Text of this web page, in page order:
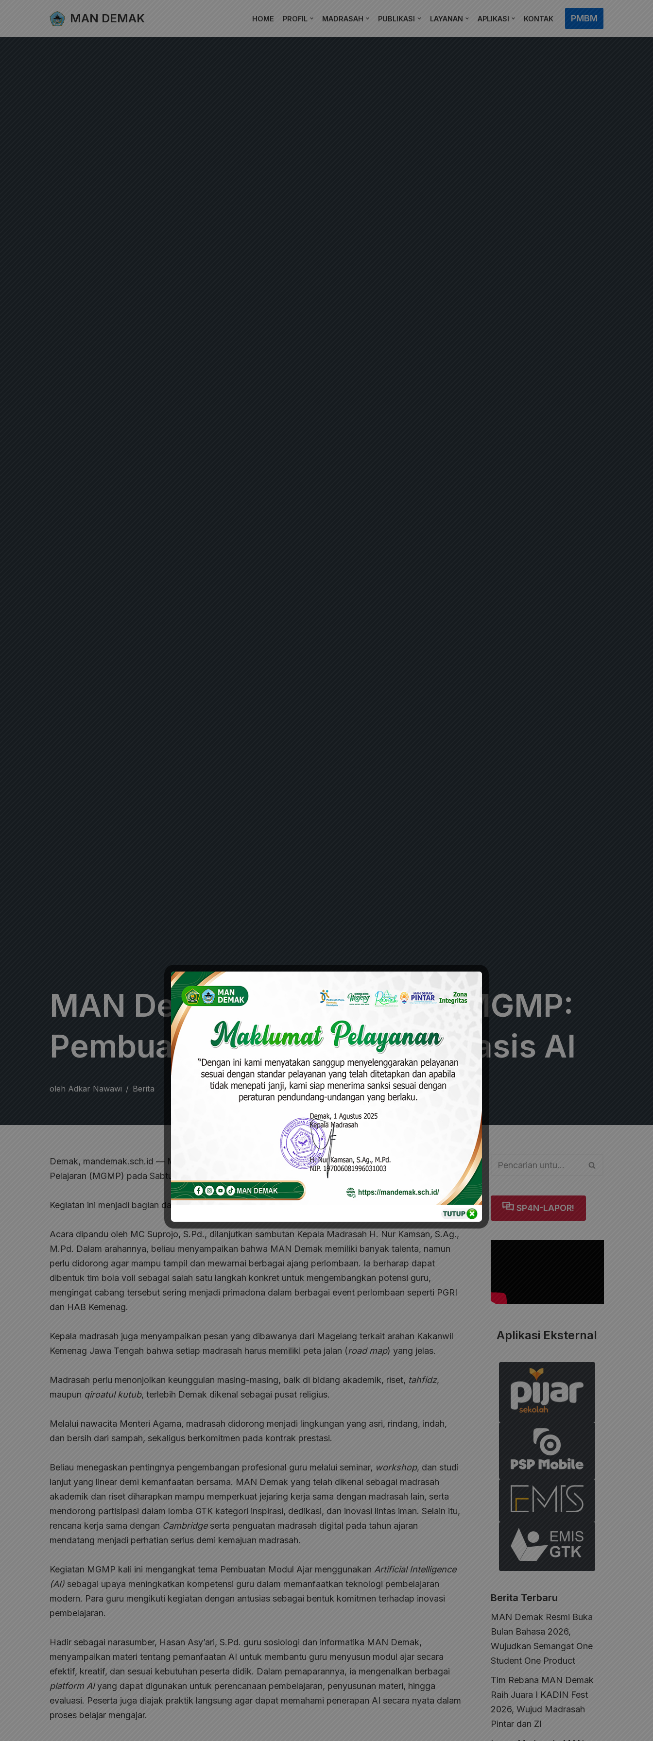
MAN DEMAK HOME PROFIL MADRASAH PUBLIKASI LAYANAN APLIKASI KONTAK PMBM
MAN Demak Gelar Agenda MGMP:
Pembuatan Modul Ajar Berbasis AI
oleh Adkar Nawawi Berita
Demak, mandemak.sch.id — MAN Demak menyelenggarakan agenda Musyawarah Guru Mata
Pelajaran (MGMP) pada Sabtu, 7 Februari 2026 pukul 13.30 WIB bertempat di Aula MAN Demak.
Kegiatan ini menjadi bagian dari upaya madrasah dalam memperkuat kompetensi guru di era digital.
Acara dipandu oleh MC Suprojo, S.Pd., dilanjutkan sambutan Kepala Madrasah H. Nur Kamsan, S.Ag.,
M.Pd. Dalam arahannya, beliau menyampaikan bahwa MAN Demak memiliki banyak talenta, namun
perlu didorong agar mampu tampil dan mewarnai berbagai ajang perlombaan. Ia berharap dapat
dibentuk tim bola voli sebagai salah satu langkah konkret untuk mengembangkan potensi guru,
mengingat cabang tersebut sering menjadi primadona dalam berbagai event perlombaan seperti PGRI
dan HAB Kemenag.
Kepala madrasah juga menyampaikan pesan yang dibawanya dari Magelang terkait arahan Kakanwil
Kemenag Jawa Tengah bahwa setiap madrasah harus memiliki peta jalan (road map) yang jelas.
Madrasah perlu menonjolkan keunggulan masing-masing, baik di bidang akademik, riset, tahfidz,
maupun qiroatul kutub, terlebih Demak dikenal sebagai pusat religius.
Melalui nawacita Menteri Agama, madrasah didorong menjadi lingkungan yang asri, rindang, indah,
dan bersih dari sampah, sekaligus berkomitmen pada kontrak prestasi.
Beliau menegaskan pentingnya pengembangan profesional guru melalui seminar, workshop, dan studi
lanjut yang linear demi kemanfaatan bersama. MAN Demak yang telah dikenal sebagai madrasah
akademik dan riset diharapkan mampu memperkuat jejaring kerja sama dengan madrasah lain, serta
mendorong partisipasi dalam lomba GTK kategori inspirasi, dedikasi, dan inovasi lintas iman. Selain itu,
rencana kerja sama dengan Cambridgeserta penguatan madrasah digital pada tahun ajaran
mendatang menjadi perhatian serius demi kemajuan madrasah.
Kegiatan MGMP kali ini mengangkat tema Pembuatan Modul Ajar menggunakan Artificial Intelligence
(AI) sebagai upaya meningkatkan kompetensi guru dalam memanfaatkan teknologi pembelajaran
modern. Para guru mengikuti kegiatan dengan antusias sebagai bentuk komitmen terhadap inovasi
pembelajaran.
Hadir sebagai narasumber, Hasan Asy’ari, S.Pd. guru sosiologi dan informatika MAN Demak,
menyampaikan materi tentang pemanfaatan AI untuk membantu guru menyusun modul ajar secara
efektif, kreatif, dan sesuai kebutuhan peserta didik. Dalam pemaparannya, ia mengenalkan berbagai
platform AIyang dapat digunakan untuk perencanaan pembelajaran, penyusunan materi, hingga
evaluasi. Peserta juga diajak praktik langsung agar dapat memahami penerapan AI secara nyata dalam
proses belajar mengajar.
SP4N-LAPOR!
Aplikasi Eksternal
Berita Terbaru
MAN Demak Resmi Buka
Bulan Bahasa 2026,
Wujudkan Semangat One
Student One Product
Tim Rebana MAN Demak
Raih Juara I KADIN Fest
2026, Wujud Madrasah
Pintar dan ZI